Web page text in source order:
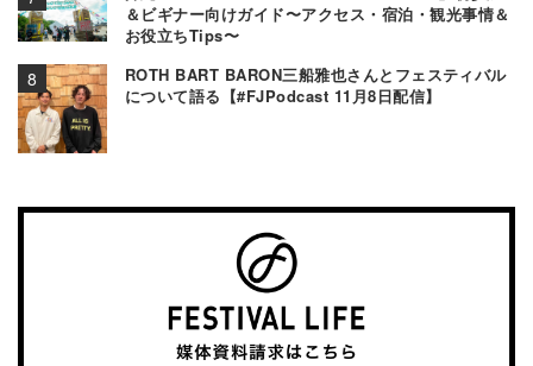
＆ビギナー向けガイド〜アクセス・宿泊・観光事情＆
お役立ちTips〜
ROTH BART BARON三船雅也さんとフェスティバル
について語る【#FJPodcast 11月8日配信】